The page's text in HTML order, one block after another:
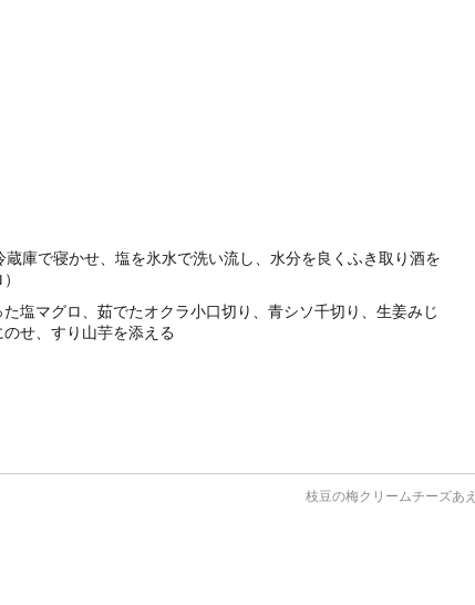
庫で寝かせ、塩を氷水で洗い流し、水分を良くふき取り酒を
塩マグロ、茹でたオクラ小口切り、青シソ千切り、生姜みじ
せ、すり山芋を添える
枝豆の梅クリームチーズあえ